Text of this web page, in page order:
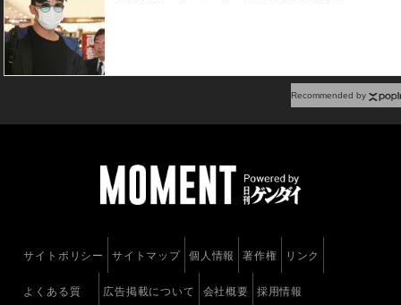
Recommended by
サイトポリシー サイトマップ 個人情報 著作権 リンク
よくある質 広告掲載について 会社概要 採用情報